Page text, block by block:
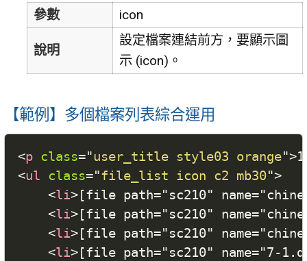
參數 icon
說明
設定檔案連結前方，要顯示圖
示 (icon)。
【範例】多個檔案列表綜合運用
<p class="user_title style03 orange">
<ul class="file_list icon c2 mb30">
<li>[file path="sc210"
<li>[file path="sc210"
<li>[file path="sc210"
<li>[file path="sc210" name="7-